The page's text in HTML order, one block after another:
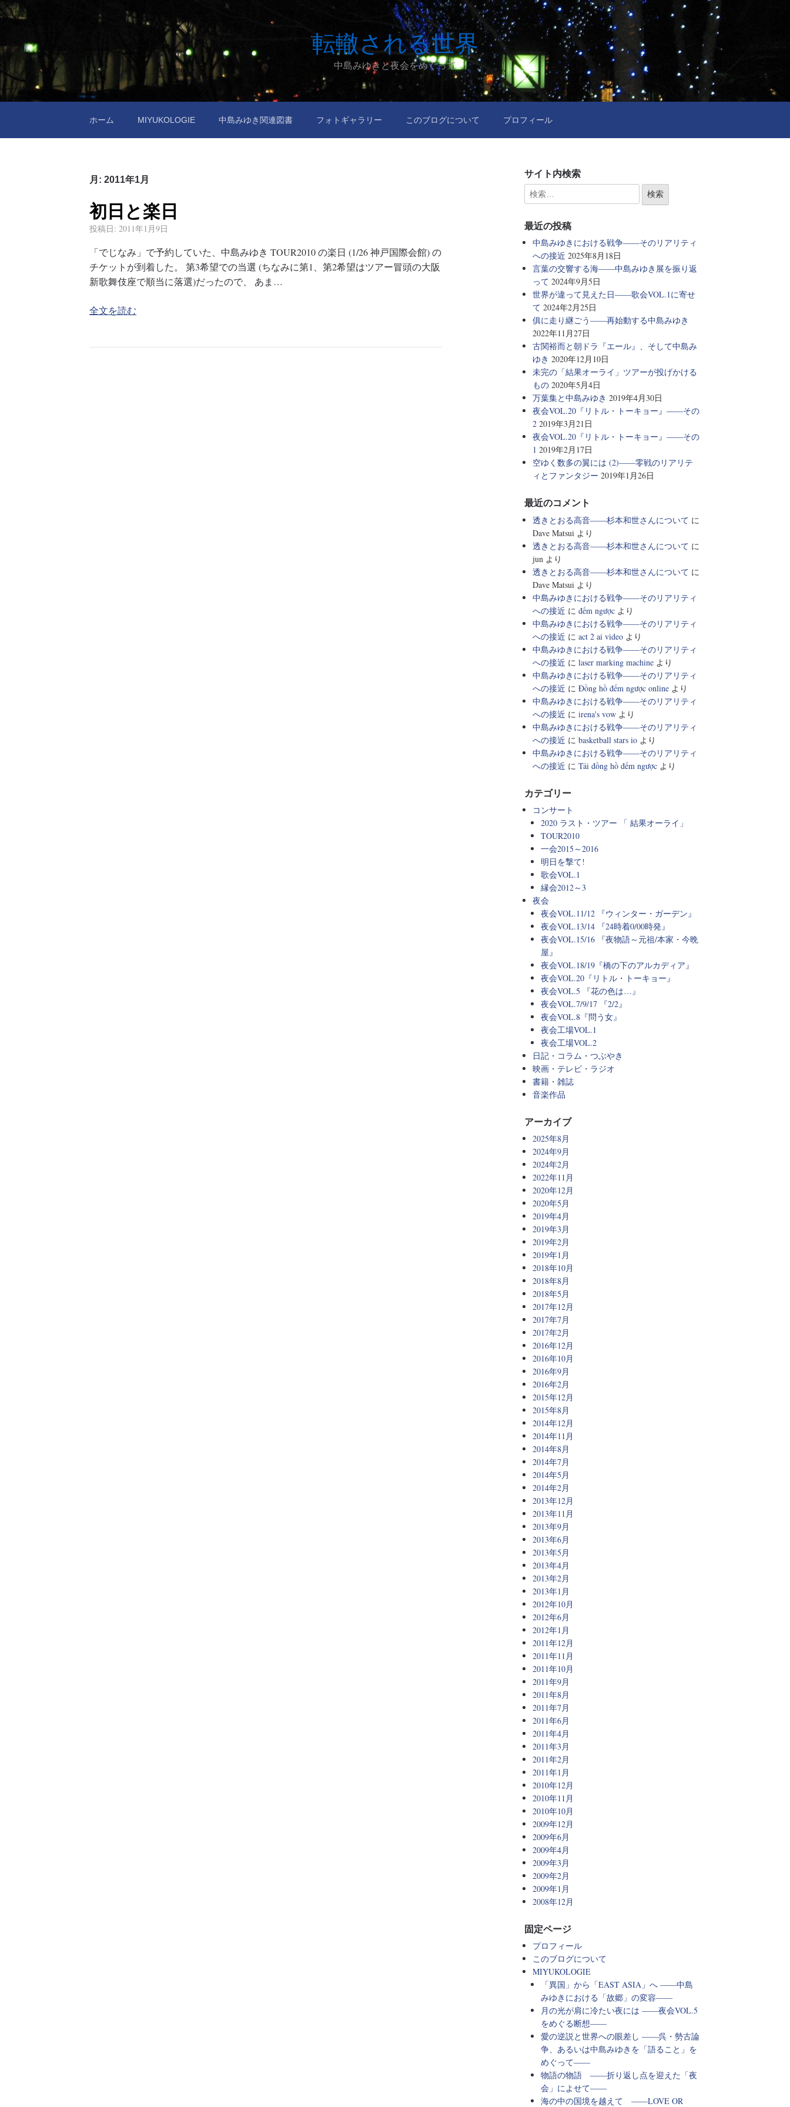
転轍される世界
中島みゆきと夜会をめぐって
ホーム MIYUKOLOGIE 中島みゆき関連図書 フォトギャラリー このブログについて プロフィール
月: 2011年1月
初日と楽日
投稿日: 2011年1月9日
「でじなみ」で予約していた、中島みゆき TOUR2010 の楽日 (1/26 神戸国際会館) の
チケットが到着した。 第3希望での当選 (ちなみに第1、第2希望はツアー冒頭の大阪
新歌舞伎座で順当に落選)だったので、 あま…
全文を読む
サイト内検索
最近の投稿
中島みゆきにおける戦争――そのリアリティ
への接近 2025年8月18日
言葉の交響する海――中島みゆき展を振り返
って 2024年9月5日
世界が違って見えた日――歌会VOL.1に寄せ
て 2024年2月25日
俱に走り継ごう――再始動する中島みゆき
2022年11月27日
古関裕而と朝ドラ『エール』、そして中島み
ゆき 2020年12月10日
未完の「結果オーライ」ツアーが投げかける
もの 2020年5月4日
万葉集と中島みゆき 2019年4月30日
夜会VOL.20『リトル・トーキョー』――その
2 2019年3月21日
夜会VOL.20『リトル・トーキョー』――その
1 2019年2月17日
空ゆく数多の翼には (2)――零戦のリアリテ
ィとファンタジー 2019年1月26日
最近のコメント
透きとおる高音――杉本和世さんについて に
Dave Matsui より
透きとおる高音――杉本和世さんについて に
jun より
透きとおる高音――杉本和世さんについて に
Dave Matsui より
中島みゆきにおける戦争――そのリアリティ
への接近 に đếm ngược より
中島みゆきにおける戦争――そのリアリティ
への接近 に act 2 ai video より
中島みゆきにおける戦争――そのリアリティ
への接近 に laser marking machine より
中島みゆきにおける戦争――そのリアリティ
への接近 に Đồng hồ đếm ngược online より
中島みゆきにおける戦争――そのリアリティ
への接近 に irena's vow より
中島みゆきにおける戦争――そのリアリティ
への接近 に basketball stars io より
中島みゆきにおける戦争――そのリアリティ
への接近 に Tải đồng hồ đếm ngược より
カテゴリー
コンサート
2020 ラスト・ツアー 「 結果オーライ」
TOUR2010
一会2015～2016
明日を撃て!
歌会VOL.1
縁会2012～3
夜会
夜会VOL.11/12 『ウィンター・ガーデン』
夜会VOL.13/14 『24時着0/00時発』
夜会VOL.15/16 『夜物語～元祖/本家・今晩
屋』
夜会VOL.18/19『橋の下のアルカディア』
夜会VOL.20『リトル・トーキョー』
夜会VOL.5 『花の色は…』
夜会VOL.7/9/17 『2/2』
夜会VOL.8『問う女』
夜会工場VOL.1
夜会工場VOL.2
日記・コラム・つぶやき
映画・テレビ・ラジオ
書籍・雑誌
音楽作品
アーカイブ
2025年8月
2024年9月
2024年2月
2022年11月
2020年12月
2020年5月
2019年4月
2019年3月
2019年2月
2019年1月
2018年10月
2018年8月
2018年5月
2017年12月
2017年7月
2017年2月
2016年12月
2016年10月
2016年9月
2016年2月
2015年12月
2015年8月
2014年12月
2014年11月
2014年8月
2014年7月
2014年5月
2014年2月
2013年12月
2013年11月
2013年9月
2013年6月
2013年5月
2013年4月
2013年2月
2013年1月
2012年10月
2012年6月
2012年1月
2011年12月
2011年11月
2011年10月
2011年9月
2011年8月
2011年7月
2011年6月
2011年4月
2011年3月
2011年2月
2011年1月
2010年12月
2010年11月
2010年10月
2009年12月
2009年6月
2009年4月
2009年3月
2009年2月
2009年1月
2008年12月
固定ページ
プロフィール
このブログについて
MIYUKOLOGIE
「異国」から「EAST ASIA」へ ――中島
みゆきにおける「故郷」の変容――
月の光が肩に冷たい夜には ――夜会VOL.5
をめぐる断想――
愛の逆説と世界への眼差し ――呉・勢古論
争、あるいは中島みゆきを「語ること」を
めぐって――
物語の物語 ――折り返し点を迎えた「夜
会」によせて――
海の中の国境を越えて ――LOVE OR